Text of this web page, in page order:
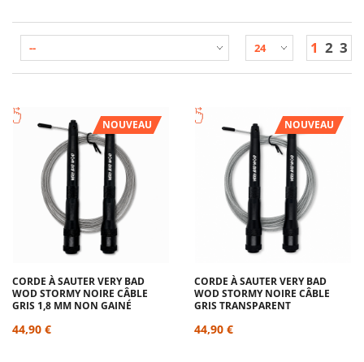
1 2 3
NOUVEAU
CORDE À SAUTER VERY BAD
WOD STORMY NOIRE CÂBLE
GRIS 1,8 MM NON GAINÉ
44,90 €
NOUVEAU
CORDE À SAUTER VERY BAD
WOD STORMY NOIRE CÂBLE
GRIS TRANSPARENT
44,90 €